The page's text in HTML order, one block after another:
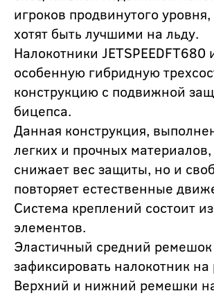
игроков продвинутого
хотят быть лучшими на льду.
Налокотники JETSPEEDFT680
особенную гибридную
конструкцию с подвижной
бицепса.
Данная конструкция,
легких и прочных
снижает вес защиты, но и
повторяет естественные
Система креплений состоит
элементов.
Эластичный средний ремешок
зафиксировать налокотник на
Верхний и нижний ремешки